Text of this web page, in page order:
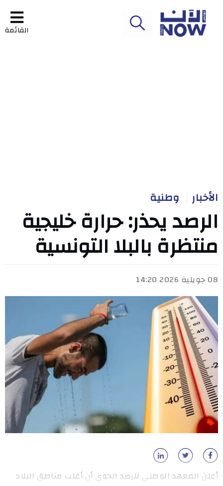
القائمة
الأخبار وطنية
الرصد يحذر: حرارة خليجية
منتظرة بالبلا التونسية
08 جويلية 2026 14:20
أعلن المعهد الوطني للرصد الجوي أن أغلب مناطق البلاد